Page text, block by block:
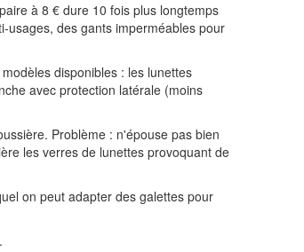
à 8 € dure 10 fois plus longtemps
usages, des gants imperméables pour
disponibles : les lunettes
avec protection latérale (moins
Problème : n'épouse pas bien
les verres de lunettes provoquant de
on peut adapter des galettes pour